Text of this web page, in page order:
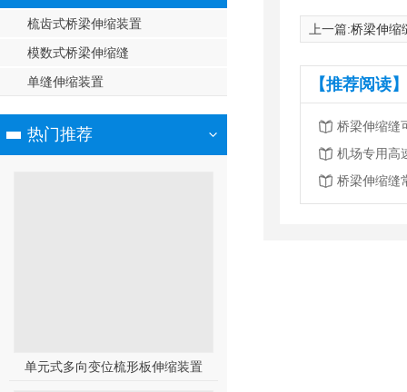
梳齿式桥梁伸缩装置
模数式桥梁伸缩缝
单缝伸缩装置
热门推荐
单元式多向变位梳形板伸缩装置
上一篇:桥梁伸缩
【推荐阅读
桥梁伸缩缝
机场专用高
桥梁伸缩缝